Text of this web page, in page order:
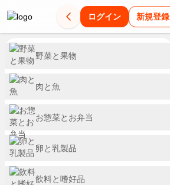
ログイン 新規登録
野菜と果物
肉と魚
お惣菜とお弁当
卵と乳製品
飲料と嗜好品